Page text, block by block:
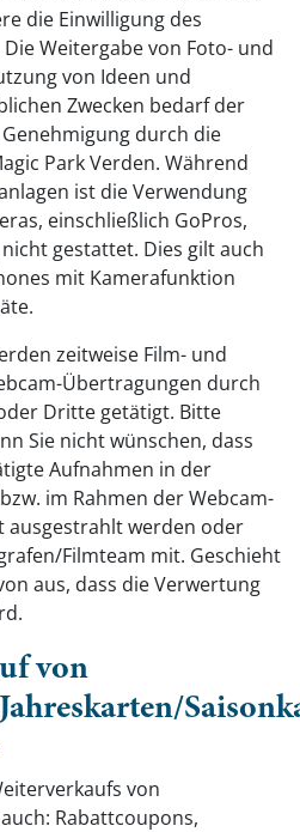
die Einwilligung des
Weitergabe von Foto- und
von Ideen und
Zwecken bedarf der
durch die
Park Verden. Während
ist die Verwendung
einschließlich GoPros,
gestattet. Dies gilt auch
mit Kamerafunktion
zeitweise Film- und
Übertragungen durch
Dritte getätigt. Bitte
Sie nicht wünschen, dass
Aufnahmen in der
im Rahmen der Webcam-
werden oder
Filmteam mit. Geschieht
aus, dass die Verwertung
von
von
Rabattcoupons,